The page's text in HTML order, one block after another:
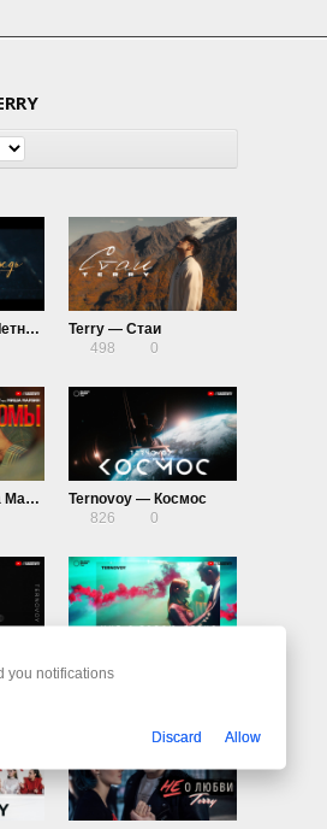
Gafur, TERRY — Летний дождь
Terry — Стаи
498
0
Ternovoy ft. Миша Марвин — Атомы (OST Дылды)
Ternovoy — Космос
826
0
Amchi, Ternovoy — Прочь
you notifications
Discard Allow